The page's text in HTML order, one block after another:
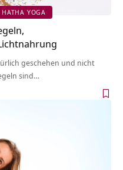
HATHA YOGA
geschehen und nicht
sind…